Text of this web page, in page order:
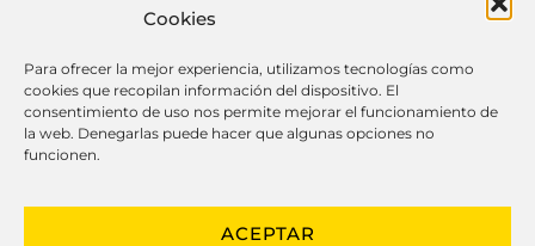
Cookies
Para ofrecer la mejor experiencia, utilizamos tecnologías como
cookies que recopilan información del dispositivo. El
consentimiento de uso nos permite mejorar el funcionamiento de
la web. Denegarlas puede hacer que algunas opciones no
funcionen.
ACEPTAR
evolucionado significativamente en los
últimos años, integrando belleza,
eficiencia y longevidad para crear
entornos personalizados que se
de sus propietarios.